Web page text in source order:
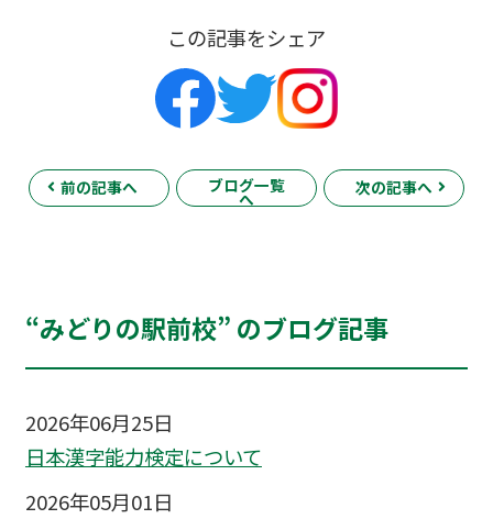
この記事をシェア
前の記事へ ブログ一覧
へ
次の記事へ
“みどりの駅前校” のブログ記事
2026年06月25日
日本漢字能力検定について
2026年05月01日